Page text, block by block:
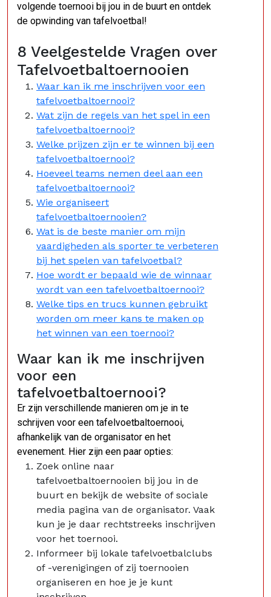
volgende toernooi bij jou in de buurt en ontdek
de opwinding van tafelvoetbal!
8 Veelgestelde Vragen over
Tafelvoetbaltoernooien
Waar kan ik me inschrijven voor een
tafelvoetbaltoernooi?
Wat zijn de regels van het spel in een
tafelvoetbaltoernooi?
Welke prijzen zijn er te winnen bij een
tafelvoetbaltoernooi?
Hoeveel teams nemen deel aan een
tafelvoetbaltoernooi?
Wie organiseert
tafelvoetbaltoernooien?
Wat is de beste manier om mijn
vaardigheden als sporter te verbeteren
bij het spelen van tafelvoetbal?
Hoe wordt er bepaald wie de winnaar
wordt van een tafelvoetbaltoernooi?
Welke tips en trucs kunnen gebruikt
worden om meer kans te maken op
het winnen van een toernooi?
Waar kan ik me inschrijven
voor een
tafelvoetbaltoernooi?
Er zijn verschillende manieren om je in te
schrijven voor een tafelvoetbaltoernooi,
afhankelijk van de organisator en het
evenement. Hier zijn een paar opties:
Zoek online naar
tafelvoetbaltoernooien bij jou in de
buurt en bekijk de website of sociale
media pagina van de organisator. Vaak
kun je je daar rechtstreeks inschrijven
voor het toernooi.
Informeer bij lokale tafelvoetbalclubs
of -verenigingen of zij toernooien
organiseren en hoe je je kunt